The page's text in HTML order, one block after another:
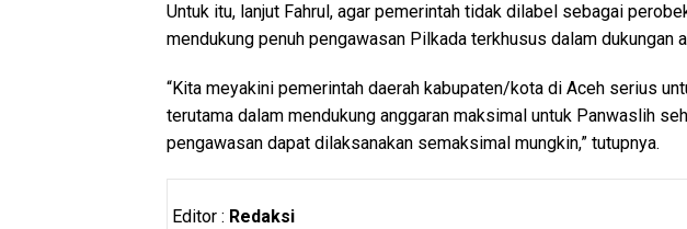
Untuk itu, lanjut Fahrul, agar pemerintah tidak dilabel sebagai
mendukung penuh pengawasan Pilkada terkhusus dalam dukungan
“Kita meyakini pemerintah daerah kabupaten/kota di Aceh serius
terutama dalam mendukung anggaran maksimal untuk Panwaslih
pengawasan dapat dilaksanakan semaksimal mungkin,” tutupnya.
Editor : Redaksi